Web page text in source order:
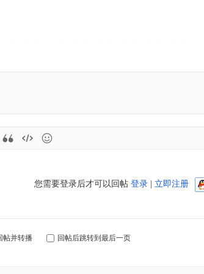
您需要登录后才可以回帖 登录 立即注册
帖并转播 回帖后跳转到最后一页